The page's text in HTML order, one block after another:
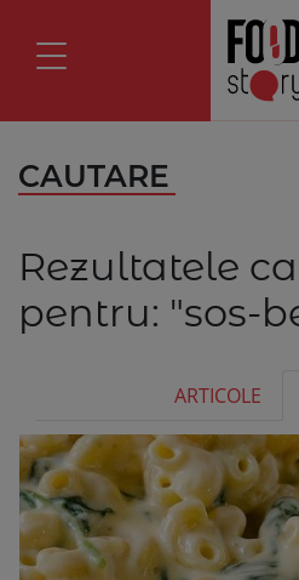
CAUTARE
Rezultatele
pentru: "sos-
ARTICOLE